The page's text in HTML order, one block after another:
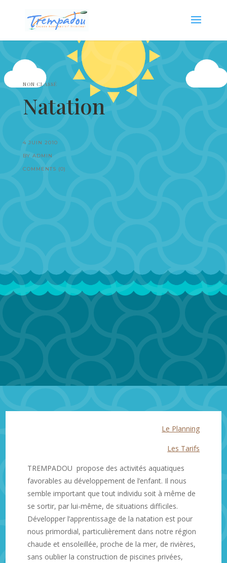
NON CLASSÉ
Natation
4 JUIN 2010
BY ADMIN
COMMENTS (0)
Le Planning
Les Tarifs
TREMPADOU propose des activités aquatiques
favorables au développement de l’enfant. Il nous
semble important que tout individu soit à même de
se sortir, par lui-même, de situations difficiles.
Développer l’apprentissage de la natation est pour
nous primordial, particulièrement dans notre région
chaude et ensoleillée, proche de la mer, de rivières,
sans oublier la construction de piscines privées,